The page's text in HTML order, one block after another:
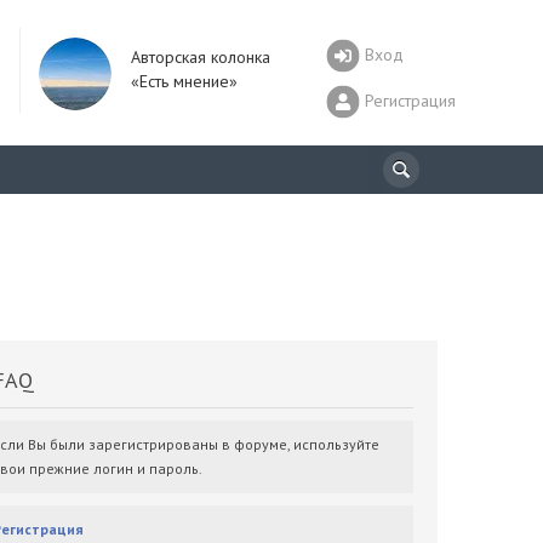
Авторская колонка
«Есть мнение»
Вход
Регистрация
Вы были зарегистрированы в форуме, используйте
прежние логин и пароль.